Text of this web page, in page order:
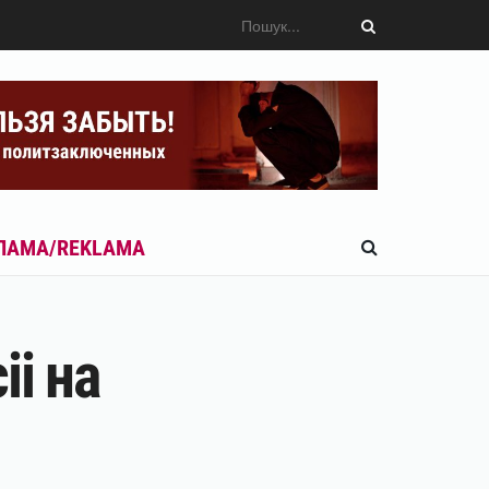
REKLAMA
на